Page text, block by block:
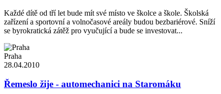
Každé dítě od tří let bude mít své místo ve školce a škole. Školská
zařízení a sportovní a volnočasové areály budou bezbariérové. Sníží
se byrokratická zátěž pro vyučující a bude se investovat...
Praha
28.04.2010
Řemeslo žije - automechanici na Staromáku